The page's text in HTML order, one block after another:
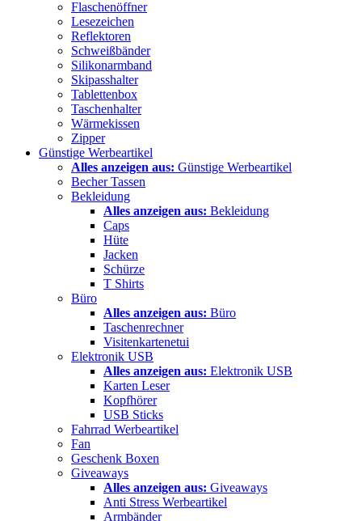
Flaschenöffner
Lesezeichen
Reflektoren
Schweißbänder
Silikonarmband
Skipasshalter
Tablettenbox
Taschenhalter
Wärmekissen
Zipper
Günstige Werbeartikel
Alles anzeigen aus: Günstige Werbeartikel
Becher Tassen
Bekleidung
Alles anzeigen aus: Bekleidung
Caps
Hüte
Jacken
Schürze
T Shirts
Büro
Alles anzeigen aus: Büro
Taschenrechner
Visitenkartenetui
Elektronik USB
Alles anzeigen aus: Elektronik USB
Karten Leser
Kopfhörer
USB Sticks
Fahrrad Werbeartikel
Fan
Geschenk Boxen
Giveaways
Alles anzeigen aus: Giveaways
Anti Stress Werbeartikel
Armbänder